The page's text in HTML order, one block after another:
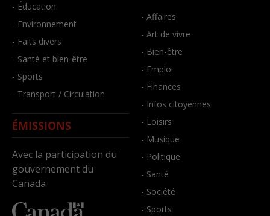
- Éducation
- Environnement
- Faits divers
- Santé et bien-être
- Sports
- Transport / Circulation
ÉMISSIONS
Avec la participation du
gouvernement du
Canada
- Affaires
- Art de vivre
- Bien-être
- Emploi
- Finances
- Infos citoyennes
- Loisirs
- Musique
- Politique
- Santé
- Société
- Sports